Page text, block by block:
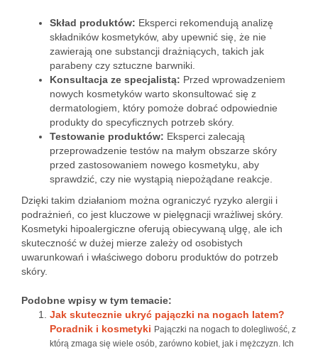
Skład produktów: Eksperci rekomendują analizę
składników kosmetyków, aby upewnić się, że nie
zawierają one substancji drażniących, takich jak
parabeny czy sztuczne barwniki.
Konsultacja ze specjalistą: Przed wprowadzeniem
nowych kosmetyków warto skonsultować się z
dermatologiem, który pomoże dobrać odpowiednie
produkty do specyficznych potrzeb skóry.
Testowanie produktów: Eksperci zalecają
przeprowadzenie testów na małym obszarze skóry
przed zastosowaniem nowego kosmetyku, aby
sprawdzić, czy nie wystąpią niepożądane reakcje.
Dzięki takim działaniom można ograniczyć ryzyko alergii i
podrażnień, co jest kluczowe w pielęgnacji wrażliwej skóry.
Kosmetyki hipoalergiczne oferują obiecywaną ulgę, ale ich
skuteczność w dużej mierze zależy od osobistych
uwarunkowań i właściwego doboru produktów do potrzeb
skóry.
Podobne wpisy w tym temacie:
Jak skutecznie ukryć pajączki na nogach latem?
Poradnik i kosmetyki Pajączki na nogach to dolegliwość, z
którą zmaga się wiele osób, zarówno kobiet, jak i mężczyzn. Ich